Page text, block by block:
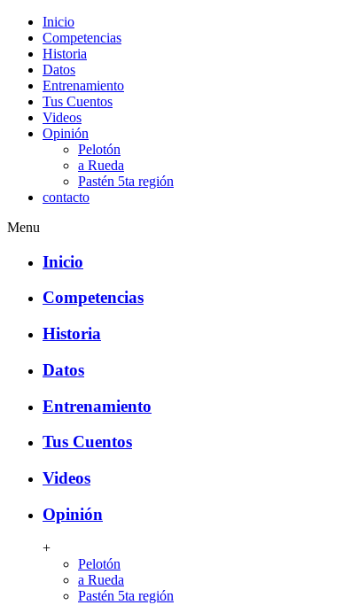
Inicio
Competencias
Historia
Datos
Entrenamiento
Tus Cuentos
Videos
Opinión
Pelotón
a Rueda
Pastén 5ta región
contacto
Menu
Inicio
Competencias
Historia
Datos
Entrenamiento
Tus Cuentos
Videos
Opinión
+
Pelotón
a Rueda
Pastén 5ta región